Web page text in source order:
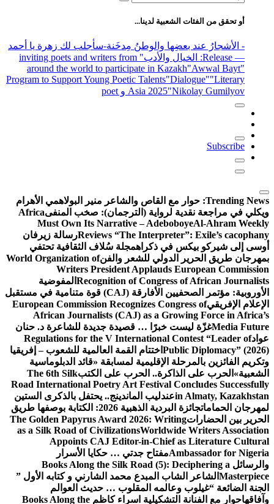
أو تحقق من الفئات الشعبية لدينا...
- الأشجارُ عند بعضِها والوطنُ مِدخَنة-سأجلب لك زهرة يا أحمد
— Release
: الخيال والأدب
" inviting poets and writers from
around the world to participate in Kazakh"Awwal Bayt"
Program to Support Young Poetic Talents"Dialogue""Literary
Asia 2025"Nikolay Gumilyov و poet
Subscribe
Trending News: حوار مع القاص والشاعر منير البولاهمي الأهرام
ويكلي في مراجعة نقدية لرواية (الترجمان): صخب المنفىAfrica
Must Own Its Narrative – AdeboboyeAl-Ahram Weekly
Reviews “The Interpreter”: Exile’s cacophanyرسالة زيرفان
أوسى إلى شيركو بيكس في ذكراهمجلة سُلاف الثقافية تحتفي
بمهرجان طريق الحرير الدولي للشعر والفنWorld Organization of
Writers President Applauds European Commission
Recognition of Congress of African Journalists المفوضية
الأوروبية: مؤتمر الصحفيين الأفارقة (CAJ) قوة متنامية في مستقبل
الإعلام الإفريقيEuropean Commission Recognizes Congress of
African Journalists (CAJ) as a Growing Force in Africa’s
Media Futureغزّة ليست خبرًا … قصيدة جديدة للشاعرة د. حنان
عوادRegulations for the V International Contest “Leader of
Public Diplomacy” (2026) اختتام القمة العالمية للشعوب – إفريقيا
وتكريم الفائزين بالمرحلة الإقليمية لمسابقة «قائد الدبلوماسية
الشعبية» الحرب على الذاكرة.. الحرب على الكتبThe 6th Silk
Road International Poetry Art Festival Concludes Successfully
in Almaty, Kazakhstanعندليب الماندينج.. يحتفل بالذكرى الستين
لمهرجان الحمامات
جائزة البردية الذهبية 2026: الكتابة بوصفها طريق
الحرير بين الحضاراتThe Golden Papyrus Award 2026: Writing
as a Silk Road of CivilizationsWorldwide Writers Association
Appoints CAJ Editor-in-Chief as Literature Cultural
Ambassador for Nigeriaمفتاح جدتي … حكايا الأسرار
والرسائل Books Along the Silk Road (5): Deciphering a
Masterpiece الشاعر الشاب المبدع محمد الشارني و كتابه الأول ”
الجنة الضائعة “غيلوب وعالمه المقلوب … حديث العوالم
وآفاقهاحوار مع الفنانة التشكيلية اسراء كاظم Books Along the